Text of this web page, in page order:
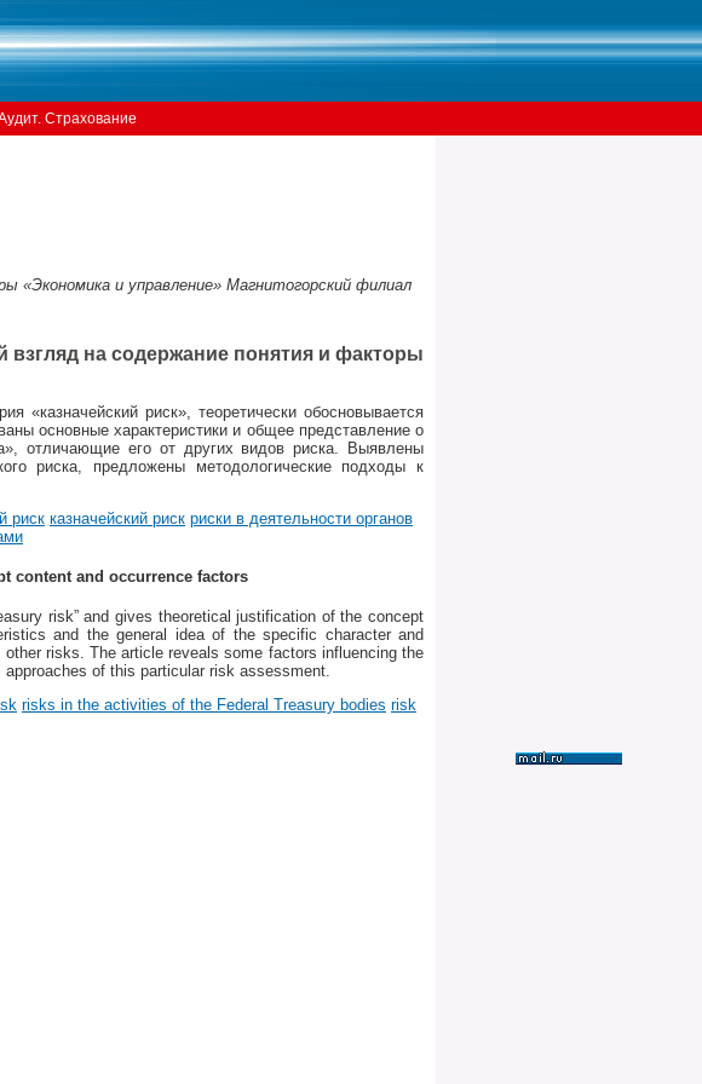
Страхование
«Экономика и управление» Магнитогорский филиал
взгляд на содержание понятия и факторы
«казначейский риск», теоретически обосновывается
основные характеристики и общее представление о
отличающие его от других видов риска. Выявлены
риска, предложены методологические подходы к
риск казначейский риск риски в деятельности органов
content and occurrence factors
risk” and gives theoretical justification of the concept
and the general idea of the specific character and
risks. The article reveals some factors influencing the
of this particular risk assessment.
risks in the activities of the Federal Treasury bodies risk